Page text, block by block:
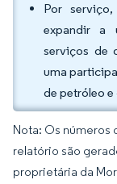
Por
expandir a
serviços de
uma
de petróleo e
Nota: Os números
relatório são
proprietária da